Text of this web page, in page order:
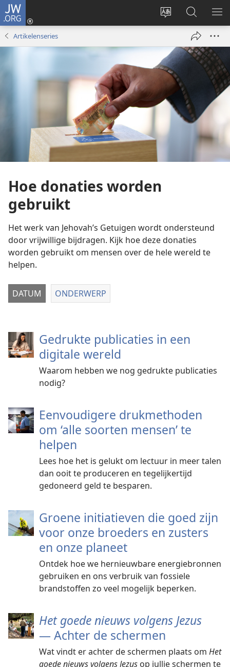
JW.ORG
Taal
wijzigen
Inloggen
(opent
Zoeken
op
JW.ORG
Artikelenseries
Hoe donaties worden
gebruikt
Het werk van Jehovah’s Getuigen wordt ondersteund
door vrijwillige bijdragen. Kijk hoe deze donaties
worden gebruikt om mensen over de hele wereld te
helpen.
DATUM ONDERWERP
Gedrukte publicaties in een
digitale wereld
Waarom hebben we nog gedrukte publicaties
nodig?
Eenvoudigere drukmethoden
om ‘alle soorten mensen’ te
helpen
Lees hoe het is gelukt om lectuur in meer talen
dan ooit te produceren en tegelijkertijd
gedoneerd geld te besparen.
Groene initiatieven die goed zijn
voor onze broeders en zusters
en onze planeet
Ontdek hoe we hernieuwbare energiebronnen
gebruiken en ons verbruik van fossiele
brandstoffen zo veel mogelijk beperken.
Het goede nieuws volgens Jezus
— Achter de schermen
Wat vindt er achter de schermen plaats om Het
goede nieuws volgens Jezus op jullie schermen te